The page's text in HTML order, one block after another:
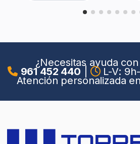
¿Necesitas ayuda
961 452 440 L-V:
Atención personalizada